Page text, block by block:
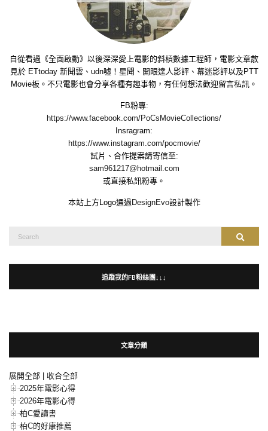
自從看過《全面啟動》以後深深愛上電影的斜槓數據工程師，電影文章散
見於 ETtoday 新聞雲、udn噓！星聞、開眼達人影評、幕迷影評以及PTT
Movie板。不只電影也會分享各種有趣事物，有任何想法歡迎留言私訊。
FB粉專:
https://www.facebook.com/PoCsMovieCollections/
Insragram:
https://www.instagram.com/pocmovie/
試片、合作提案請寄信至:
sam961217@hotmail.com
或直接私訊粉專。
本站上方Logo通過 DesignEvo設計製作
Search
追蹤我的FB粉絲團↓↓↓
文章分類
展開全部
收合全部
2025年電影心得
2026年電影心得
柏C愛讀書
柏C的好康推薦